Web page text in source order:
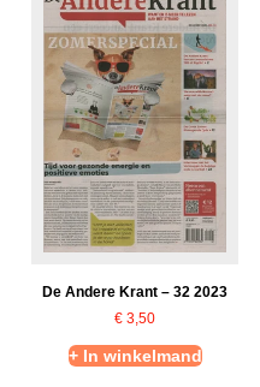
De Andere Krant – 32 2023
€ 3,50
+ In winkelmand